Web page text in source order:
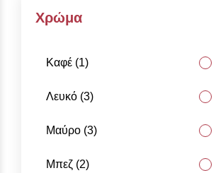
Χρώμα
Καφέ (1)
Λευκό (3)
Μαύρο (3)
Μπεζ (2)